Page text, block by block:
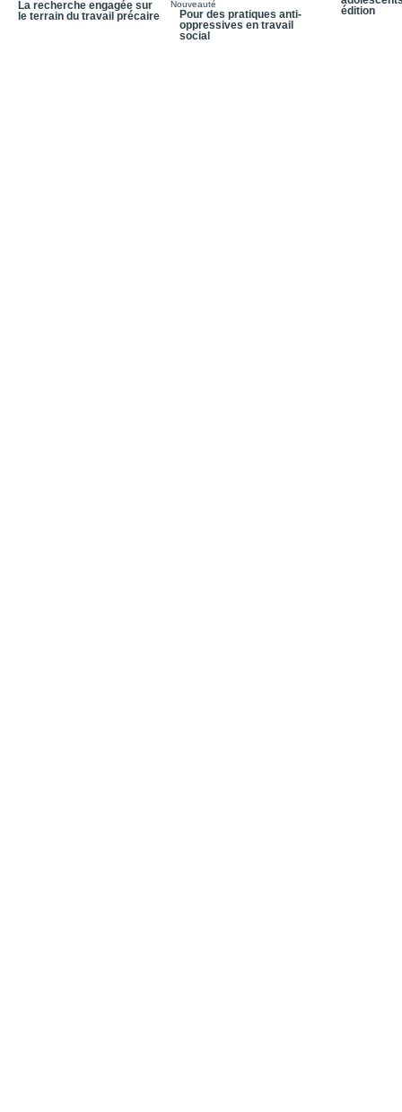
La recherche engagée sur
le terrain du travail précaire
Nouveauté
Pour des pratiques anti-
oppressives en travail
social
édition